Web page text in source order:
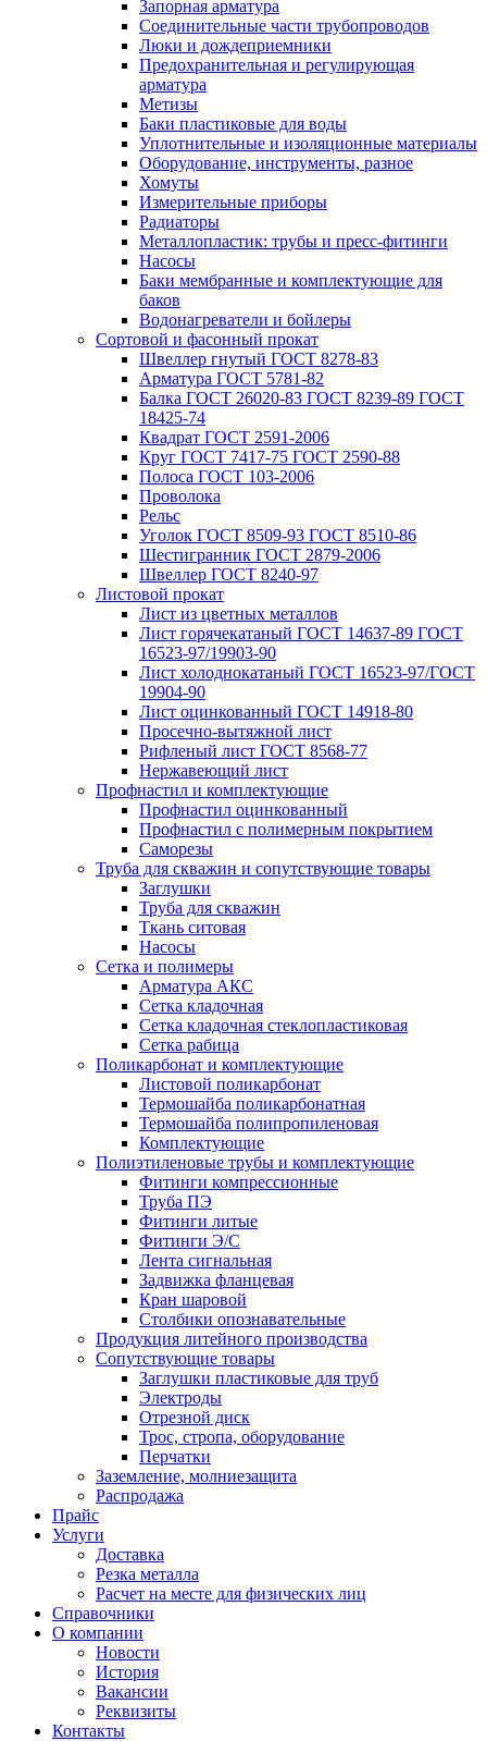
Запорная арматура
Соединительные части трубопроводов
Люки и дождеприемники
Предохранительная и регулирующая
арматура
Метизы
Баки пластиковые для воды
Уплотнительные и изоляционные материалы
Оборудование, инструменты, разное
Хомуты
Измерительные приборы
Радиаторы
Металлопластик: трубы и пресс-фитинги
Насосы
Баки мембранные и комплектующие для
баков
Водонагреватели и бойлеры
Сортовой и фасонный прокат
Швеллер гнутый ГОСТ 8278-83
Арматура ГОСТ 5781-82
Балка ГОСТ 26020-83 ГОСТ 8239-89 ГОСТ
18425-74
Квадрат ГОСТ 2591-2006
Круг ГОСТ 7417-75 ГОСТ 2590-88
Полоса ГОСТ 103-2006
Проволока
Рельс
Уголок ГОСТ 8509-93 ГОСТ 8510-86
Шестигранник ГОСТ 2879-2006
Швеллер ГОСТ 8240-97
Листовой прокат
Лист из цветных металлов
Лист горячекатаный ГОСТ 14637-89 ГОСТ
16523-97/19903-90
Лист холоднокатаный ГОСТ 16523-97/ГОСТ
19904-90
Лист оцинкованный ГОСТ 14918-80
Просечно-вытяжной лист
Рифленый лист ГОСТ 8568-77
Нержавеющий лист
Профнастил и комплектующие
Профнастил оцинкованный
Профнастил с полимерным покрытием
Саморезы
Труба для скважин и сопутствующие товары
Заглушки
Труба для скважин
Ткань ситовая
Насосы
Сетка и полимеры
Арматура АКС
Сетка кладочная
Сетка кладочная стеклопластиковая
Сетка рабица
Поликарбонат и комплектующие
Листовой поликарбонат
Термошайба поликарбонатная
Термошайба полипропиленовая
Комплектующие
Полиэтиленовые трубы и комплектующие
Фитинги компрессионные
Труба ПЭ
Фитинги литые
Фитинги Э/С
Лента сигнальная
Задвижка фланцевая
Кран шаровой
Столбики опознавательные
Продукция литейного производства
Сопутствующие товары
Заглушки пластиковые для труб
Электроды
Отрезной диск
Трос, стропа, оборудование
Перчатки
Заземление, молниезащита
Распродажа
Прайс
Услуги
Доставка
Резка металла
Расчет на месте для физических лиц
Справочники
О компании
Новости
История
Вакансии
Реквизиты
Контакты